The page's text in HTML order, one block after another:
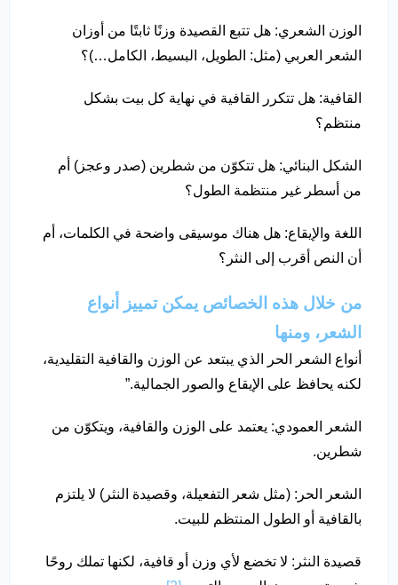
الوزن الشعري: هل تتبع القصيدة وزنًا ثابتًا من أوزان
الشعر العربي (مثل: الطويل، البسيط، الكامل…)؟
القافية: هل تتكرر القافية في نهاية كل بيت بشكل
منتظم؟
الشكل البنائي: هل تتكوّن من شطرين (صدر وعجز) أم
من أسطر غير منتظمة الطول؟
اللغة والإيقاع: هل هناك موسيقى واضحة في الكلمات، أم
أن النص أقرب إلى النثر؟
من خلال هذه الخصائص يمكن تمييز أنواع
الشعر، ومنها
أنواع الشعر الحر الذي يبتعد عن الوزن والقافية التقليدية،
لكنه يحافظ على الإيقاع والصور الجمالية.”
الشعر العمودي: يعتمد على الوزن والقافية، ويتكوّن من
شطرين.
الشعر الحر: (مثل شعر التفعيلة، وقصيدة النثر) لا يلتزم
بالقافية أو الطول المنتظم للبيت.
قصيدة النثر: لا تخضع لأي وزن أو قافية، لكنها تملك روحًا